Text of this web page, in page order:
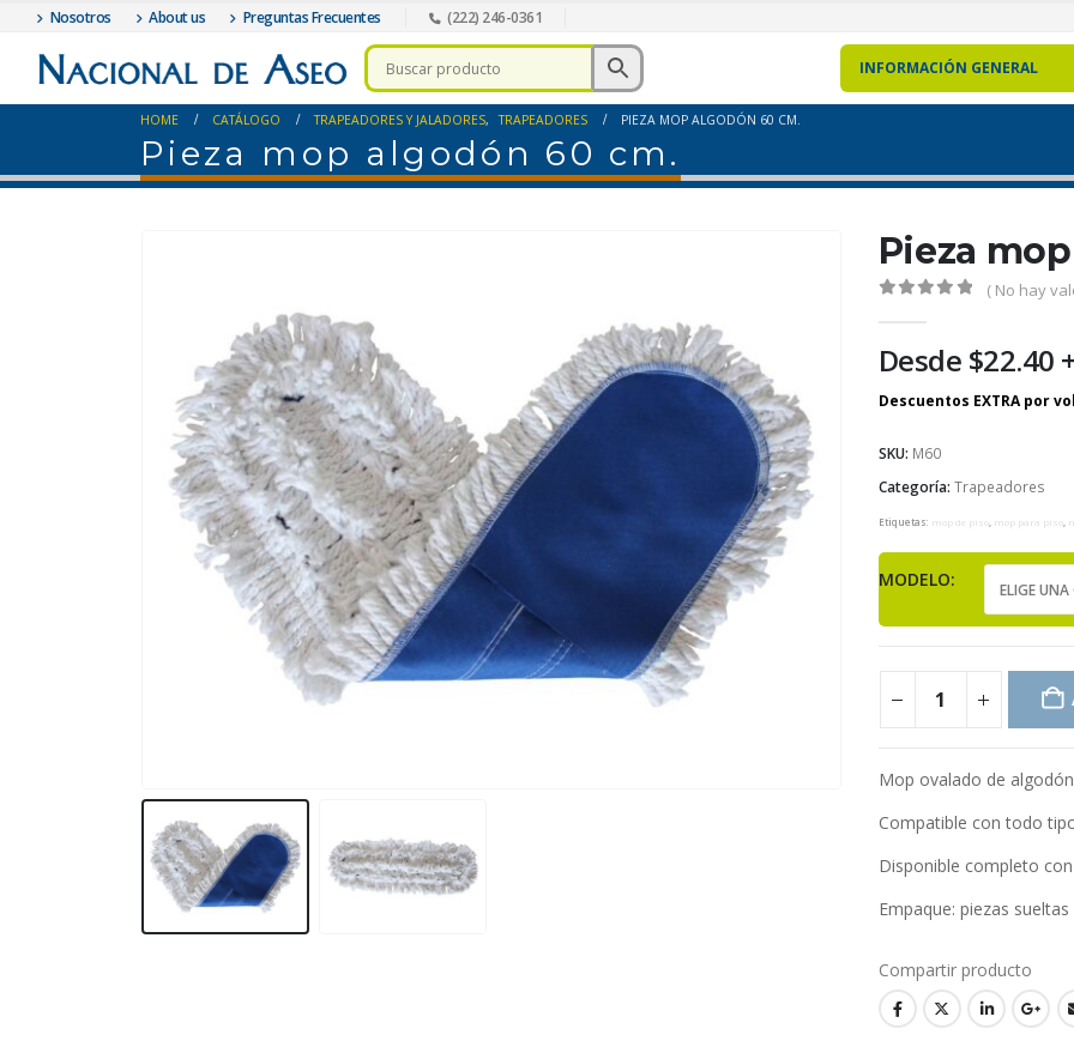
Nosotros About us Preguntas Frecuentes (222) 246-0361
INFORMACIÓN GENERAL
HOME CATÁLOGO TRAPEADORES Y JALADORES, TRAPEADORES PIEZA MOP ALGODÓN 60 CM.
Pieza mop algodón 60 cm.
Pieza
( No hay
Desde $22.40
SKU: M60
Categoría: Trapeadores
Etiquetas: mop de piso, mop para piso,
MODELO
Mop ovalado de
Compatible con todo
Disponible completo
Empaque: piezas sueltas